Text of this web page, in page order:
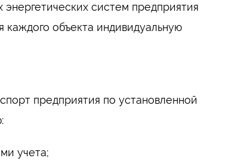
систем предприятия
каждого объекта индивидуальную
предприятия по установленной
учета;